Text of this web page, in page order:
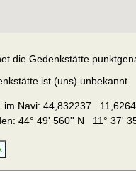
die Gedenkstätte
ist (uns) unbekannt
im Navi: 44,832237
44° 49' 560'' N 11° 37'